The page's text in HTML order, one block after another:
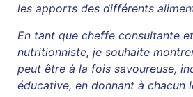
les apports des différents
En tant que cheffe consultante
nutritionniste, je souhaite
peut être à la fois savoureuse,
éducative, en donnant à chacun